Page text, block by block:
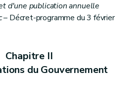
d'une publication annuelle
– Décret-programme du 3 février
Chapitre II
du Gouvernement